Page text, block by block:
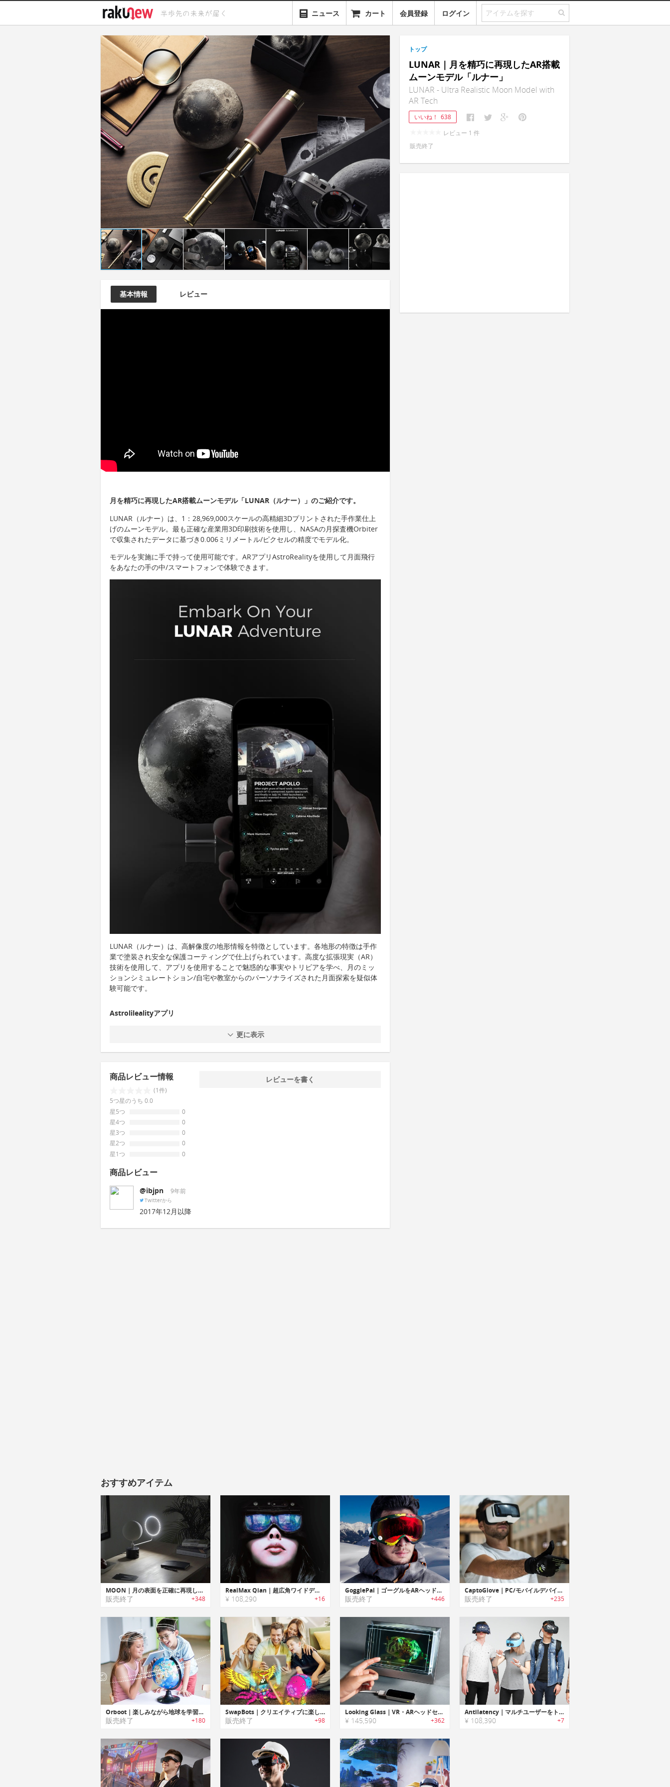
ニュース カート 会員登録 ログイン
基本情報 レビュー
月を精巧に再現したAR搭載ムーンモデル「LUNAR（ルナー）」のご紹介です。
LUNAR（ルナー）は、1：28,969,000スケールの高精細3Dプリントされた手作業仕上
げのムーンモデル。最も正確な産業用3D印刷技術を使用し、NASAの月探査機Orbiter
で収集されたデータに基づき0.006ミリメートル/ピクセルの精度でモデル化。
モデルを実施に手で持って使用可能です。ARアプリAstroRealityを使用して月面飛行
をあなたの手の中/スマートフォンで体験できます。
LUNAR（ルナー）は、高解像度の地形情報を特徴としています。各地形の特徴は手作
業で塗装され安全な保護コーティングで仕上げられています。高度な拡張現実（AR）
技術を使用して、アプリを使用することで魅惑的な事実やトリビアを学べ、月のミッ
ションシミュレートション/自宅や教室からのパーソナライズされた月面探索を疑似体
験可能です。
Astrolilealityアプリ
更に表示
商品レビュー情報
(1件)
5つ星のうち 0.0
星5つ
0
星4つ
0
星3つ
0
星2つ
0
星1つ
0
レビューを書く
商品レビュー
@ibjpn 9年前
Twitterから
2017年12月以降
トップ
LUNAR｜月を精巧に再現したAR搭載
ムーンモデル「ルナー」
LUNAR - Ultra Realistic Moon Model with
AR Tech
いいね！ 638
レビュー 1 件
販売終了
おすすめアイテム
MOON｜月の表面を正確に再現した月球儀「ムーン」
販売終了 +348
RealMax Qian｜超広角ワイドディスプレイ搭載ARヘッドセット「リアルマックスチャン」
¥ 108,290 +16
GogglePal｜ゴーグルをARヘッドアップディスプレイに変える「ゴーグルパル」
販売終了 +446
CaptoGlove｜PC/モバイルデバイス用ウェアラブルグローブコントローラー「キャプトグローブ」
販売終了 +235
Orboot｜楽しみながら地球を学習可能なAR（拡張現実）地球儀「オーブート」
販売終了 +180
SwapBots｜クリエイティブに楽しみながら学べるAR搭載ロボット「スワップボット」
販売終了 +98
Looking Glass｜VR・ARヘッドセットを使わずに3Dアートが楽しめるホログラフィックディスプレイ「ルッキンググラス」
¥ 145,590 +362
Antilatency｜マルチユーザーをトラッキング可能なVR/ARトラッキングシステム「アンチレイテンシー」
¥ 108,390 +7